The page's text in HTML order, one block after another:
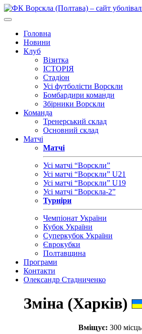
Головна
Новини
Клуб
Візитка
ІСТОРІЯ
Стадіон
Усі футболісти Ворскли
Бомбардири команди
Збірники Ворскли
Команда
Тренерський склад
Основний склад
Матчі
Матчі
Усі матчі “Ворскли”
Усі матчі “Ворскли” U21
Усі матчі “Ворскли” U19
Усі матчі “Ворскла-2”
Турніри
Чемпіонат України
Кубок України
Суперкубок України
Єврокубки
Полтавщина
Програми
Контакти
Олександр Стадниченко
Зміна (Харків)
Вміщує: 300 місць